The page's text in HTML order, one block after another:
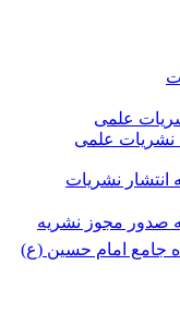
علمی
نشریات علمی
انتشار نشریات
صدور مجوز نشریه
جامع امام حسین (ع)